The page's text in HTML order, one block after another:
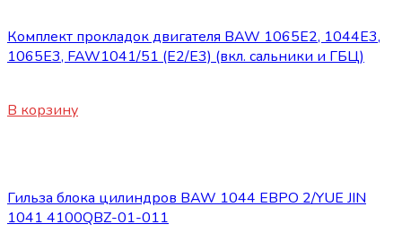
Комплект прокладок двигателя BAW 1065Е2, 1044E3,
1065E3, FAW1041/51 (E2/E3) (вкл. сальники и ГБЦ)
В корзину
Гильза блока цилиндров BAW 1044 ЕВРО 2/YUE JIN
1041 4100QBZ-01-011